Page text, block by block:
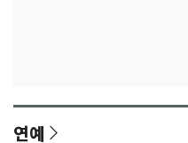
연예